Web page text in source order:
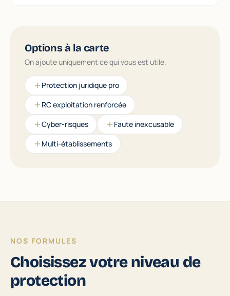
Options à la carte
On ajoute uniquement ce qui vous est utile.
Protection juridique pro
RC exploitation renforcée
Cyber-risques
Faute inexcusable
Multi-établissements
NOS FORMULES
Choisissez votre niveau de
protection